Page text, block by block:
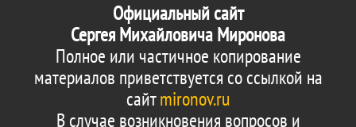
Официальный сайт
Сергея Михайловича Миронова
Полное или частичное копирование
материалов приветствуется со ссылкой на
сайтmironov.ru
В случае возникновения вопросов и